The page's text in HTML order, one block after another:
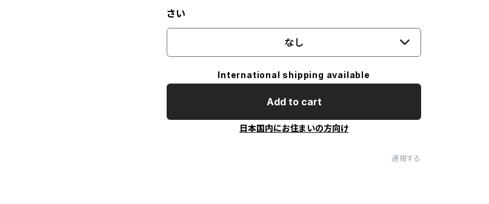
さい
なし
International shipping available
Add to cart
日本国内にお住まいの方向け
通報する